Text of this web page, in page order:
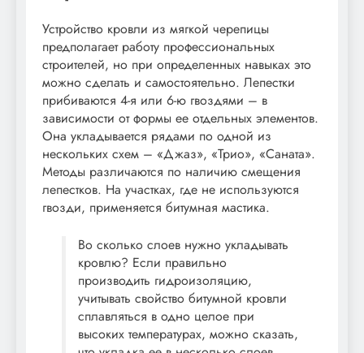
Устройство кровли из мягкой черепицы
предполагает работу профессиональных
строителей, но при определенных навыках это
можно сделать и самостоятельно. Лепестки
прибиваются 4-я или 6-ю гвоздями – в
зависимости от формы ее отдельных элементов.
Она укладывается рядами по одной из
нескольких схем – «Джаз», «Трио», «Саната».
Методы различаются по наличию смещения
лепестков. На участках, где не используются
гвозди, применяется битумная мастика.
Во сколько слоев нужно укладывать
кровлю? Если правильно
производить гидроизоляцию,
учитывать свойство битумной кровли
сплавляться в одно целое при
высоких температурах, можно сказать,